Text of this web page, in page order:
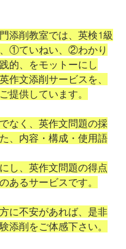
添削教室では、英検1級
①ていねい、②わかり
的、をモットーにし
作文添削サービスを、
提供しています。
なく、英作文問題の採
、内容・構成・使用語
し、英作文問題の得点
あるサービスです。
に不安があれば、是非
添削をご体感下さい。